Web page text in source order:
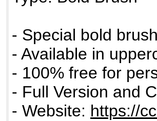
- Special bold
- Available in
- 100% free for
- Full Version and
- Website: https://